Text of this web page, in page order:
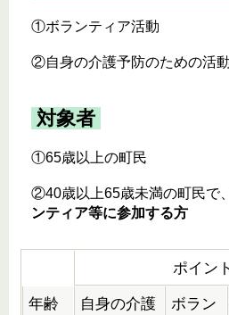
①ボランティア活動
②自身の介護予防のための活動
対象者
①65歳以上の町民
②40歳以上65歳未満の町民で、
ンティア等に参加する方
ポイン
年齢
自身の介護
ボラン